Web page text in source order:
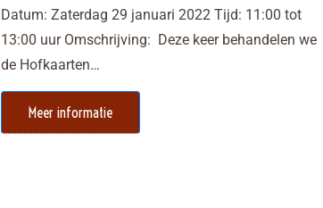
Datum: Zaterdag 29 januari 2022 Tijd: 11:00 tot
13:00 uur Omschrijving: Deze keer behandelen we
de Hofkaarten…
Meer informatie